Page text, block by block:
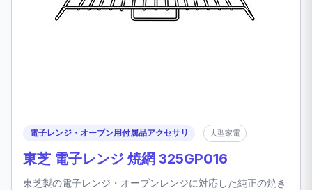
電子レンジ・オーブン用付属品アクセサリ 大型家電
東芝 電子レンジ 焼網 325GP016
東芝製の電子レンジ・オーブンレンジに対応した純正の焼き